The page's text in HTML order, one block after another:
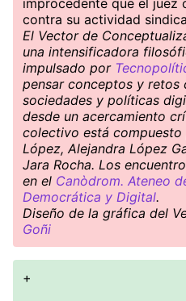
improcedente que el juez
contra su actividad
El Vector de
una intensificadora
impulsado por
pensar conceptos y retos
sociedades y políticas
desde un acercamiento
colectivo está
López, Alejandra López
Jara Rocha. Los
en el Canòdrom. Ateneo
Democrática y Digital.
Diseño de la gráfica del
Goñi
+